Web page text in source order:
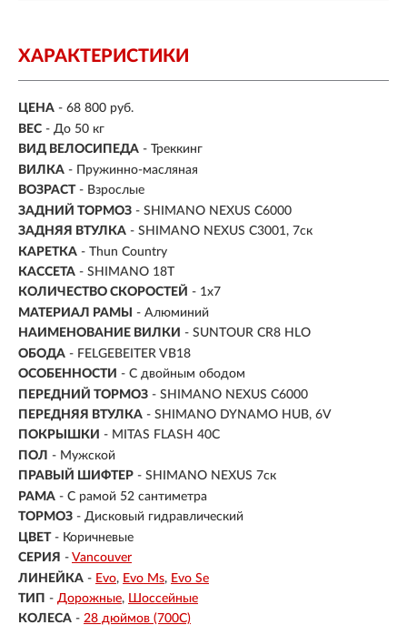
ХАРАКТЕРИСТИКИ
ЦЕНА - 68 800 руб.
ВЕС - До 50 кг
ВИД ВЕЛОСИПЕДА - Треккинг
ВИЛКА - Пружинно-масляная
ВОЗРАСТ - Взрослые
ЗАДНИЙ ТОРМОЗ - SHIMANO NEXUS C6000
ЗАДНЯЯ ВТУЛКА - SHIMANO NEXUS C3001, 7ск
КАРЕТКА - Thun Country
КАССЕТА - SHIMANO 18T
КОЛИЧЕСТВО СКОРОСТЕЙ - 1x7
МАТЕРИАЛ РАМЫ
- Алюминий
НАИМЕНОВАНИЕ ВИЛКИ - SUNTOUR CR8 HLO
ОБОДА - FELGEBEITER VB18
ОСОБЕННОСТИ - С двойным ободом
ПЕРЕДНИЙ ТОРМОЗ - SHIMANO NEXUS C6000
ПЕРЕДНЯЯ ВТУЛКА - SHIMANO DYNAMO HUB, 6V
ПОКРЫШКИ - MITAS FLASH 40C
ПОЛ - Мужской
ПРАВЫЙ ШИФТЕР - SHIMANO NEXUS 7ск
РАМА - С рамой 52 сантиметра
ТОРМОЗ - Дисковый гидравлический
ЦВЕТ - Коричневые
СЕРИЯ - Vancouver
ЛИНЕЙКА - Evo Evo Ms
Evo Se
ТИП - Дорожные
Шоссейные
КОЛЕСА - 28 дюймов (700C)